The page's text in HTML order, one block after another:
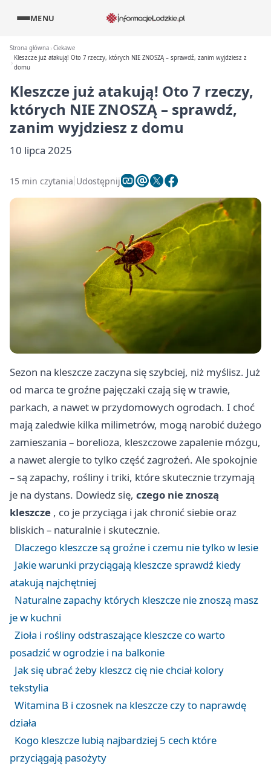
MENU
Strona główna Ciekawe
Kleszcze już atakują! Oto 7 rzeczy, których NIE ZNOSZĄ – sprawdź, zanim wyjdziesz z
domu
Kleszcze już atakują! Oto 7 rzeczy,
których NIE ZNOSZĄ – sprawdź,
zanim wyjdziesz z domu
10 lipca 2025
15 min czytania Udostępnij
Sezon na kleszcze zaczyna się szybciej, niż myślisz. Już
od marca te groźne pajęczaki czają się w trawie,
parkach, a nawet w przydomowych ogrodach. I choć
mają zaledwie kilka milimetrów, mogą narobić dużego
zamieszania – borelioza, kleszczowe zapalenie mózgu,
a nawet alergie to tylko część zagrożeń. Ale spokojnie
– są zapachy, rośliny i triki, które skutecznie trzymają
je na dystans. Dowiedz się, czego nie znoszą
kleszcze , co je przyciąga i jak chronić siebie oraz
bliskich – naturalnie i skutecznie.
Dlaczego kleszcze są groźne i czemu nie tylko w lesie
Jakie warunki przyciągają kleszcze sprawdź kiedy
atakują najchętniej
Naturalne zapachy których kleszcze nie znoszą masz
je w kuchni
Zioła i rośliny odstraszające kleszcze co warto
posadzić w ogrodzie i na balkonie
Jak się ubrać żeby kleszcz cię nie chciał kolory
tekstylia
Witamina B i czosnek na kleszcze czy to naprawdę
działa
Kogo kleszcze lubią najbardziej 5 cech które
przyciągają pasożyty